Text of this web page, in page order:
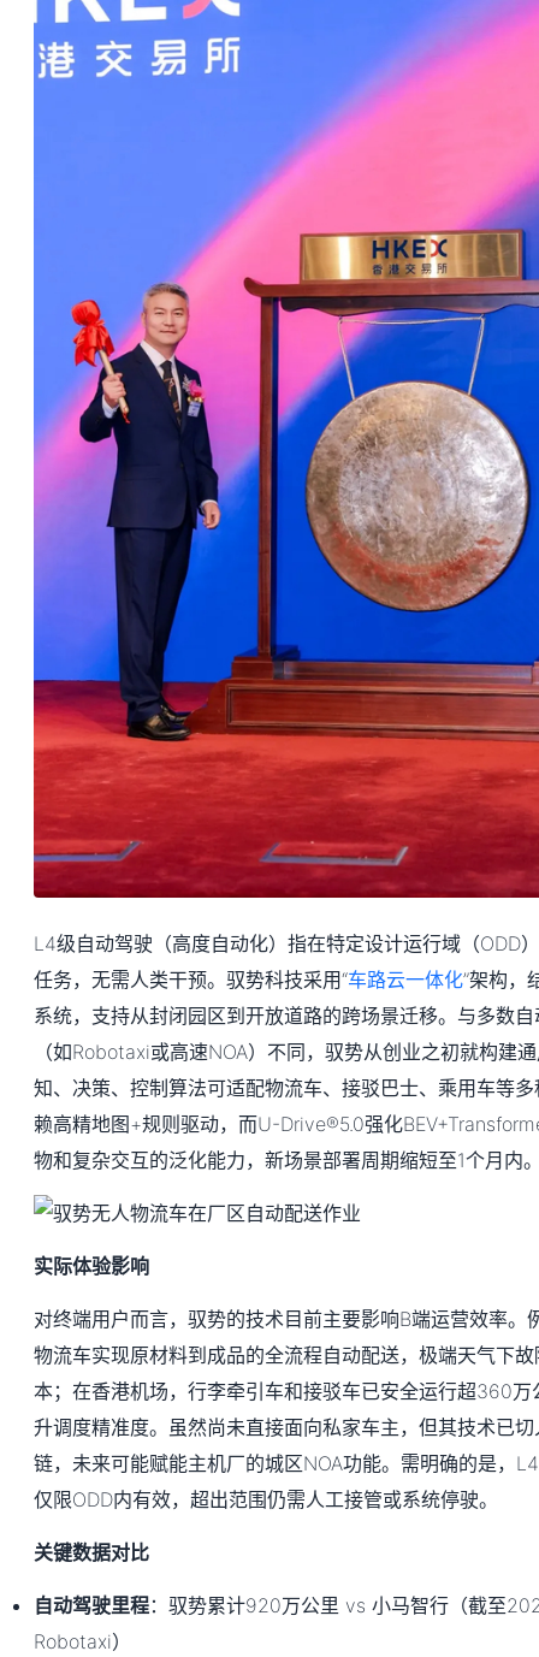
L4级自动驾驶（高度自动化）指在特定设计运行域（ODD
任务，无需人类干预。驭势科技采用“车路云一体化”架构，
系统，支持从封闭园区到开放道路的跨场景迁移。与多数
（如Robotaxi或高速NOA）不同，驭势从创业之初就构
知、决策、控制算法可适配物流车、接驳巴士、乘用车等
赖高精地图+规则驱动，而U-Drive®5.0强化
物和复杂交互的泛化能力，新场景部署周期缩短至1个月内
实际体验影响
对终端用户而言，驭势的技术目前主要影响B端运营效率。
物流车实现原材料到成品的全流程自动配送，极端天气下
本；在香港机场，行李牵引车和接驳车已安全运行超360
升调度精准度。虽然尚未直接面向私家车主，但其技术已
链，未来可能赋能主机厂的城区NOA功能。需明确的是
仅限ODD内有效，超出范围仍需人工接管或系统停驶。
关键数据对比
自动驾驶里程：驭势累计920万公里 vs 小马智行（截至
Robotaxi）